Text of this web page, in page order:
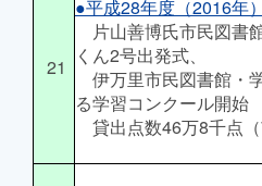
21
●平成28年度（2016年）
片山善博氏市民図書
くん2号出発式、
伊万里市民図書館・
る学習コンクール開始
貸出点数46万8千点（